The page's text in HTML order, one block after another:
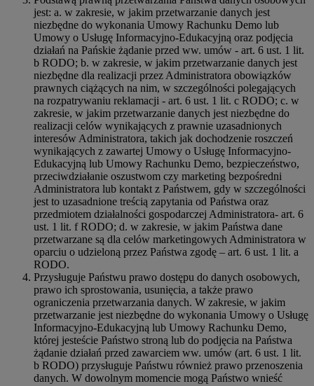
jest: a. w zakresie, w jakim przetwarzanie danych jest
niezbędne do wykonania Umowy Rachunku Demo lub
Umowy o Usługę Informacyjno-Edukacyjną oraz podjęcia
działań na Pańskie żądanie przed ww. umów - art. 6 ust. 1 lit.
b RODO; b. w zakresie, w jakim przetwarzanie danych jest
niezbędne dla realizacji przez Administratora obowiązków
prawnych ciążących na nim, w szczególności polegających
na rozpatrywaniu reklamacji - art. 6 ust. 1 lit. c RODO; c. w
zakresie, w jakim przetwarzanie danych jest niezbędne do
realizacji celów wynikających z prawnie uzasadnionych
interesów Administratora, takich jak dochodzenie roszczeń
wynikających z zawartej Umowy o Usługę Informacyjno-
Edukacyjną lub Umowy Rachunku Demo, bezpieczeństwo,
przeciwdziałanie oszustwom czy marketing bezpośredni
Administratora lub kontakt z Państwem, gdy w szczególności
jest to uzasadnione treścią zapytania od Państwa oraz
przedmiotem działalności gospodarczej Administratora- art. 6
ust. 1 lit. f RODO; d. w zakresie, w jakim Państwa dane
przetwarzane są dla celów marketingowych Administratora w
oparciu o udzieloną przez Państwa zgodę – art. 6 ust. 1 lit. a
RODO.
Przysługuje Państwu prawo dostępu do danych osobowych,
prawo ich sprostowania, usunięcia, a także prawo
ograniczenia przetwarzania danych. W zakresie, w jakim
przetwarzanie jest niezbędne do wykonania Umowy o Usługę
Informacyjno-Edukacyjną lub Umowy Rachunku Demo,
której jesteście Państwo stroną lub do podjęcia na Państwa
żądanie działań przed zawarciem ww. umów (art. 6 ust. 1 lit.
b RODO) przysługuje Państwu również prawo przenoszenia
danych. W dowolnym momencie mogą Państwo wnieść